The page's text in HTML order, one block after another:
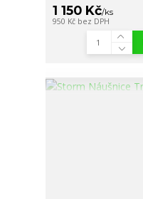
1 150 Kč/ks
950 Kč bez DPH